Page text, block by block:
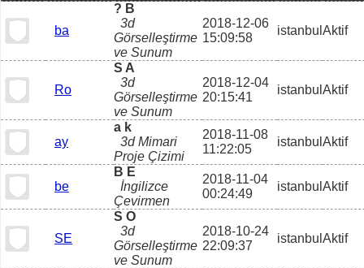
ba
? B
3d
Görselleştirme
ve Sunum
2018-12-06
15:09:58
istanbul Aktif
Ro
S A
3d
Görselleştirme
ve Sunum
2018-12-04
20:15:41
istanbul Aktif
ay
a k
3d Mimari
Proje Çizimi
2018-11-08
11:22:05
istanbul Aktif
be
B E
İngilizce
Çevirmen
2018-11-04
00:24:49
istanbul Aktif
SE
S O
3d
Görselleştirme
ve Sunum
2018-10-24
22:09:37
istanbul Aktif